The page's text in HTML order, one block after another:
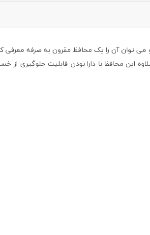
آن را یک محافظ مقرون به صرفه معرفی
این محافظ با دارا بودن قابلیت جلوگیری